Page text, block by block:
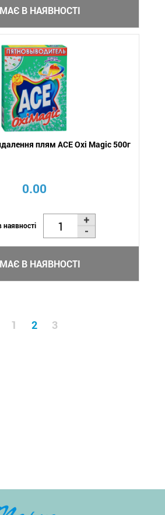
В НАЯВНОСТІ
плям АСЕ Oxi Magic 500г
0.00
В НАЯВНОСТІ
1 2 3